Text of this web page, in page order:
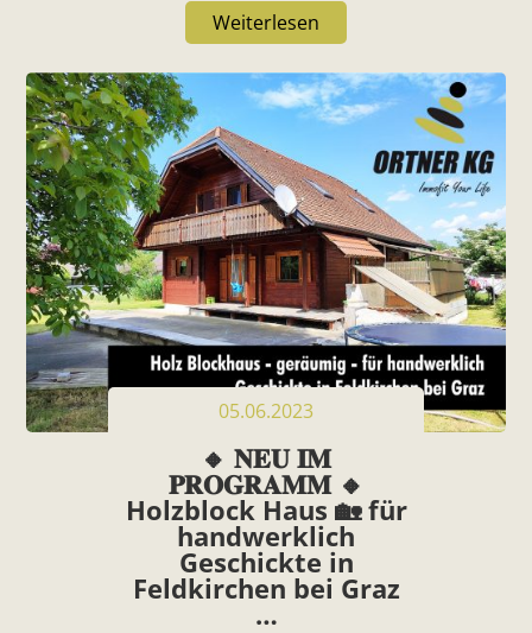
Weiterlesen
05.06.2023
🔸 𝐍𝐄𝐔 𝐈𝐌
𝐏𝐑𝐎𝐆𝐑𝐀𝐌𝐌 🔸
Holzblock Haus 🏡 für
handwerklich
Geschickte in
Feldkirchen bei Graz
…